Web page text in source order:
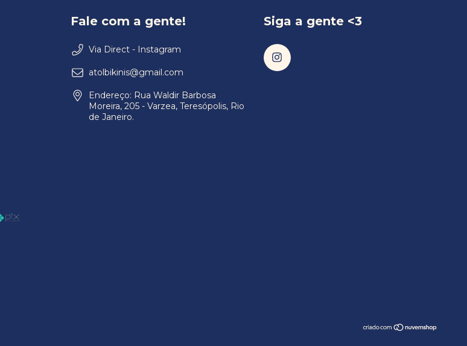
Fale com a gente!
Via Direct - Instagram
atolbikinis@gmail.com
Endereço: Rua Waldir Barbosa
Moreira, 205 - Varzea, Teresópolis, Rio
de Janeiro.
Siga a gente <3